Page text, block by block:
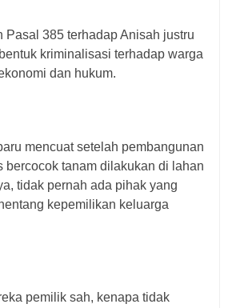
Pasal 385 terhadap Anisah justru
kriminalisasi terhadap warga
dan hukum.
mencuat setelah pembangunan
bercocok tanam dilakukan di lahan
tidak pernah ada pihak yang
kepemilikan keluarga
pemilik sah, kenapa tidak